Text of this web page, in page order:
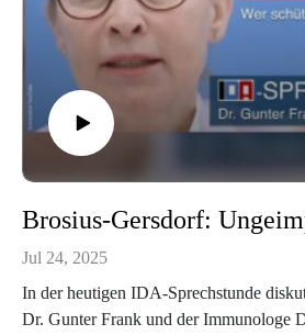
Jul 24, 2025
In der heutigen IDA-Sprechstunde
Dr. Gunter Frank und der Immunologe